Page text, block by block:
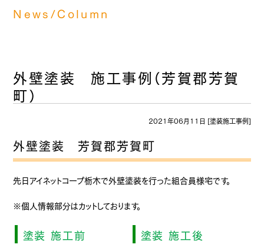
News/Column
外壁塗装 施工事例（芳賀郡芳賀
町）
2021年06月11日 [塗装施工事例]
外壁塗装 芳賀郡芳賀町
先日アイネットコープ栃木で外壁塗装を行った組合員様宅です。
※個人情報部分はカットしております。
塗装 施工前 塗装 施工後